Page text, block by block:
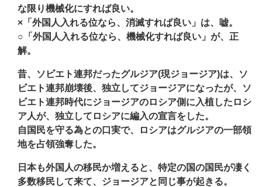
な限り機械化にすれば良い。
×「外国人入れる位なら、消滅すれば良い」は、嘘。
○「外国人入れる位なら、機械化すれば良い」が、正
解。
昔、ソビエト連邦だったグルジア(現ジョージア)は、ソ
ビエト連邦崩壊後、独立してジョージアになったが、ソ
ビエト連邦時代にジョージアのロシア側に入植したロシ
ア人が、独立してロシアに編入の宣言をした。
自国民を守る為との口実で、ロシアはグルジアの一部領
地を占領強奪した。
日本も外国人の移民か増えると、特定の国の国民が凄く
多数移民して来て、ジョージアと同じ事が起きる。